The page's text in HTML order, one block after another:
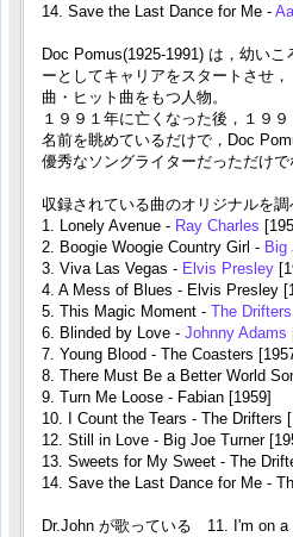
14. Save the Last Dance for Me -
Doc Pomus(1925-1991) は，幼い
ーとしてキャリアをスタートさせ
曲・ヒット曲をもつ人物。
１９９１年に亡くなった後，１９
名前を眺めているだけで，Doc
優秀なソングライターだっただけ
収録されている曲のオリジナルを
1. Lonely Avenue - Ray Charles
2. Boogie Woogie Country Girl - Big
3. Viva Las Vegas - Elvis Presley
4. A Mess of Blues - Elvis Presley
5. This Magic Moment - The
6. Blinded by Love - Johnny Adams
7. Young Blood - The Coasters
8. There Must Be a Better World
9. Turn Me Loose - Fabian [1959]
10. I Count the Tears - The Drifters
12. Still in Love - Big Joe Turner
13. Sweets for My Sweet - The
14. Save the Last Dance for Me -
Dr.John が歌っている 11. I'm on